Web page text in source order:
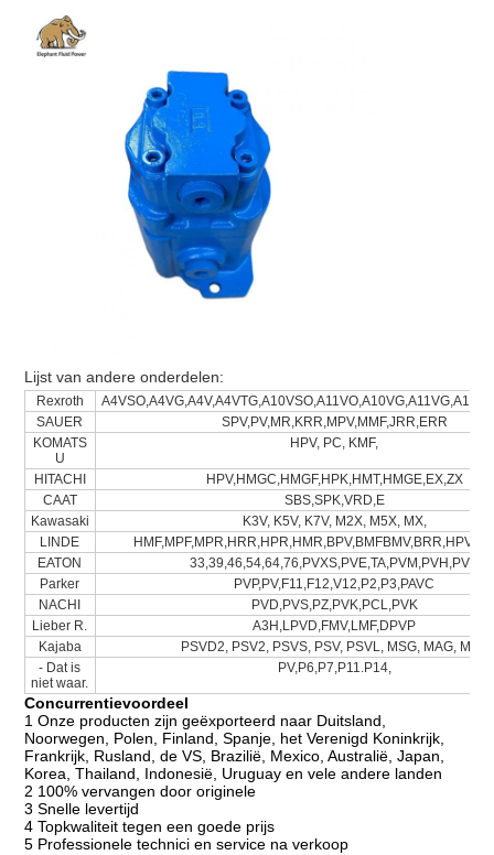
Lijst van andere onderdelen:
Rexroth
SAUER
SPV,PV,MR,KRR,MPV,MMF,JRR,ERR
KOMATS
U
HPV, PC, KMF,
HITACHI
HPV,HMGC,HMGF,HPK,HMT,HMGE,EX,ZX
CAAT
SBS,SPK,VRD,E
Kawasaki
K3V, K5V, K7V, M2X, M5X, MX,
LINDE
EATON
33,39,46,54,64,76,PVXS,PVE,TA,PVM,PVH,PVB
Parker
PVP,PV,F11,F12,V12,P2,P3,PAVC
NACHI
PVD,PVS,PZ,PVK,PCL,PVK
Lieber R.
A3H,LPVD,FMV,LMF,DPVP
Kajaba
PSVD2, PSV2, PSVS, PSV, PSVL, MSG, MAG, MSF
- Dat is
niet waar.
PV,P6,P7,P11.P14,
Concurrentievoordeel
1 Onze producten zijn geëxporteerd naar Duitsland,
Noorwegen, Polen, Finland, Spanje, het Verenigd Koninkrijk,
Frankrijk, Rusland, de VS, Brazilië, Mexico, Australië, Japan,
Korea, Thailand, Indonesië, Uruguay en vele andere landen
2 100% vervangen door originele
3 Snelle levertijd
4 Topkwaliteit tegen een goede prijs
5 Professionele technici en service na verkoop